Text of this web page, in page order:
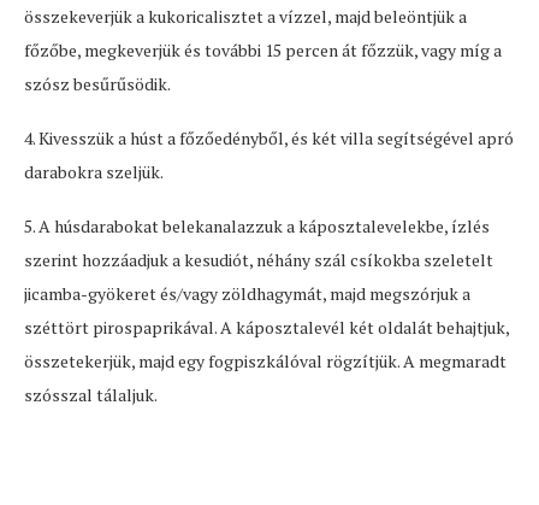
összekeverjük a kukoricalisztet a vízzel, majd beleöntjük a
főzőbe, megkeverjük és további 15 percen át főzzük, vagy míg a
szósz besűrűsödik.
4. Kivesszük a húst a főzőedényből, és két villa segítségével apró
darabokra szeljük.
5. A húsdarabokat belekanalazzuk a káposztalevelekbe, ízlés
szerint hozzáadjuk a kesudiót, néhány szál csíkokba szeletelt
jicamba-gyökeret és/vagy zöldhagymát, majd megszórjuk a
széttört pirospaprikával. A káposztalevél két oldalát behajtjuk,
összetekerjük, majd egy fogpiszkálóval rögzítjük. A megmaradt
szósszal tálaljuk.